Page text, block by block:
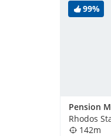
99%
Pension
Rhodos
142m